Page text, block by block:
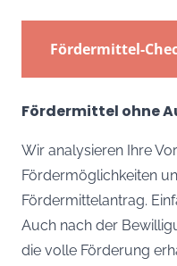
Fördermittel-
Fördermittel ohne
Wir analysieren Ihre
Fördermöglichkeiten
Fördermittelantrag.
Auch nach der
die volle Förderung